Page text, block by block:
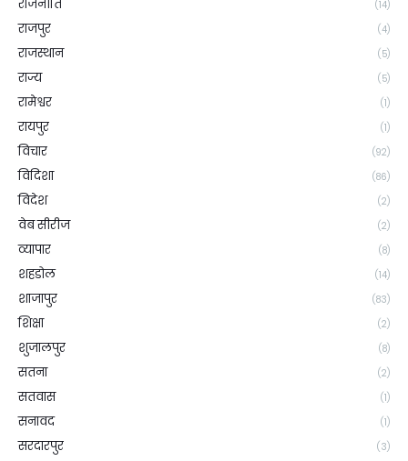
राजनीति (14)
राजपुर (4)
राजस्थान (5)
राज्य (5)
रामेश्वर (1)
रायपुर (1)
विचार (92)
विदिशा (86)
विदेश (2)
वेब सीरीज (2)
व्यापार (8)
शहडोल (14)
शाजापुर (83)
शिक्षा (2)
शुजालपुर (8)
सतना (2)
सतवास (1)
सनावद (1)
सरदारपुर (3)